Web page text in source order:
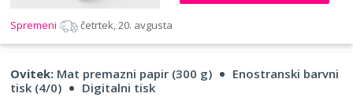
Spremeni četrtek, 20. avgusta
Ovitek: Mat premazni papir (300 g)
Enostranski barvni
tisk (4/0)
Digitalni tisk